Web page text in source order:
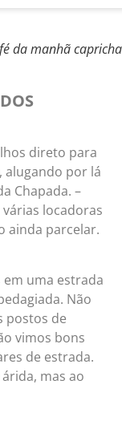
da manhã
direto para
alugando por lá
Chapada. –
locadoras
ainda parcelar.
uma estrada
Não
postos de
vimos bons
de estrada.
mas ao